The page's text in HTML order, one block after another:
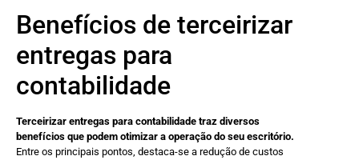
Benefícios de terceirizar
entregas para
contabilidade
Terceirizar entregas para contabilidade traz diversos
benefícios que podem otimizar a operação do seu escritório.
Entre os principais pontos, destaca-se a redução de custos